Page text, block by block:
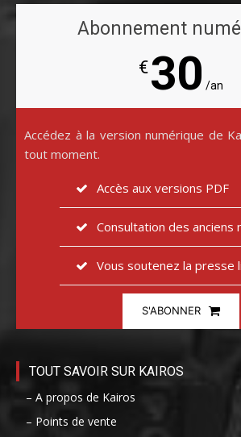
Abonnement
€30 /an
Accédez à la version numérique de
tout moment.
Accès aux versions PDF
Consultation des anciens
Vous soutenez la presse
S'ABONNER
TOUT SAVOIR SUR KAIROS
– A propos de Kairos
– Points de vente